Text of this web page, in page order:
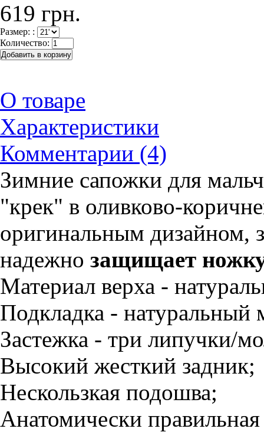
619 грн.
Размер: :
Количество:
О товаре
Характеристики
Комментарии (4)
Зимние сапожки для
"крек" в оливково-
оригинальным дизайном,
надежно защищает
Материал верха -
Подкладка - натуральный
Застежка - три липучки/
Высокий жесткий задник;
Нескользкая подошва;
Анатомически правильная